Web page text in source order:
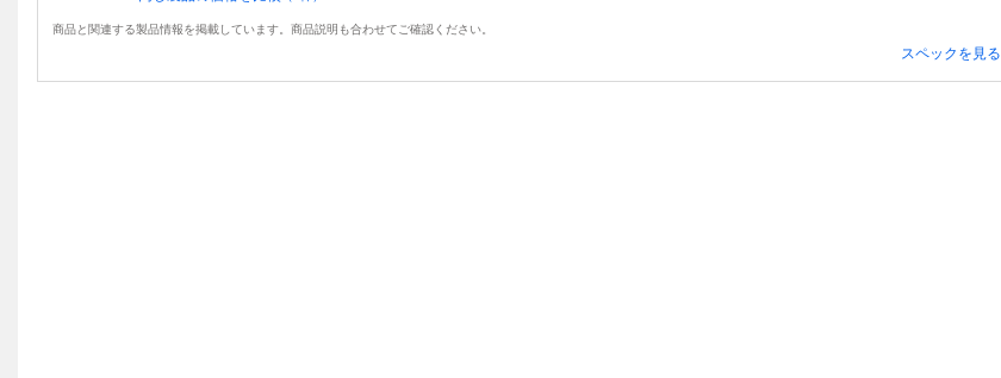
商品と関連する製品情報を掲載しています。商品説明も合わせてご確認ください。
スペックを見る